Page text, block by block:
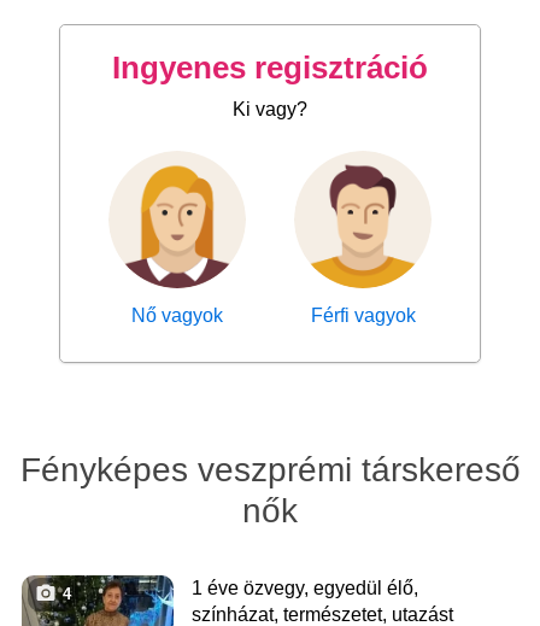
Ingyenes regisztráció
Ki vagy?
Nő vagyok Férfi vagyok
Fényképes veszprémi társkereső
nők
4
1 éve özvegy, egyedül élő,
színházat, természetet, utazást